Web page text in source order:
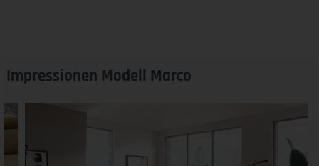
Impressionen Modell Marco